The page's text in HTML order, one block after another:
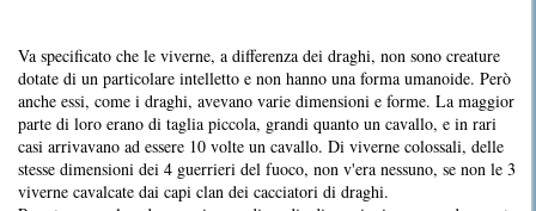
Va specificato che le viverne, a differenza dei draghi, non sono creature
dotate di un particolare intelletto e non hanno una forma umanoide. Però
anche essi, come i draghi, avevano varie dimensioni e forme. La maggior
parte di loro erano di taglia piccola, grandi quanto un cavallo, e in rari
casi arrivavano ad essere 10 volte un cavallo. Di viverne colossali, delle
stesse dimensioni dei 4 guerrieri del fuoco, non v'era nessuno, se non le 3
viverne cavalcate dai capi clan dei cacciatori di draghi.